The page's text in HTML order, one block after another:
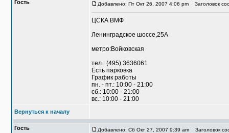
Гость Добавлено: Пт Окт 26, 2007 4:06 pm Заголовок
ЦСКА ВМФ
Ленинградское шоссе,25А
метро:Войковская
тел.: (495) 3636061
Есть парковка
График работы
пн. - пт.: 10:00 - 21:00
сб.: 10:00 - 21:00
вс.: 10:00 - 21:00
Вернуться к началу
Гость Добавлено: Сб Окт 27, 2007 9:39 am Заголовок